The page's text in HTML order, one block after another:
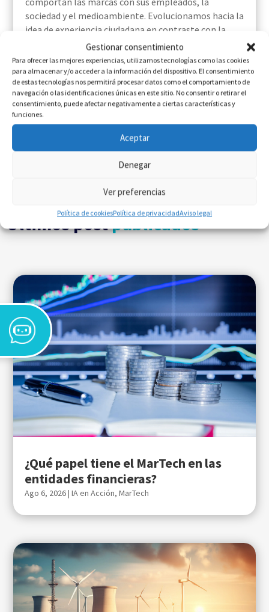
Gestionar consentimiento
Para ofrecer las mejores experiencias, utilizamos tecnologías como las cookies
para almacenar y/o acceder a la información del dispositivo. El consentimiento
de estas tecnologías nos permitirá procesar datos como el comportamiento de
navegación o las identificaciones únicas en este sitio. No consentir o retirar el
consentimiento, puede afectar negativamente a ciertas características y
funciones.
Aceptar
Denegar
Ver preferencias
Política de cookiesPolítica de privacidadAviso legal
sociedad y el medioambiente. Evolucionamos hacia la
idea de experiencia ciudadana en contraste con la
tradicional experiencia de cliente.
Te recomendamos:
La experiencia del cliente, una preocupación cada vez
mayor para las empresas
¿Qué es el customer centricity y cómo aplicarlo?
[/vc_column_text][/vc_column][/vc_row]
Últimos postpublicados
¿Qué papel tiene el MarTech en las
entidades financieras?
Ago 6, 2026|IA en Acción,MarTech